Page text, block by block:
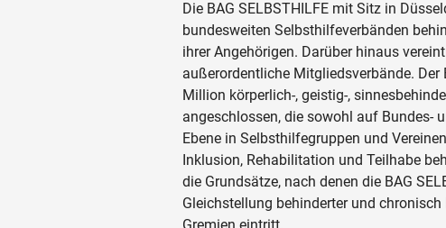
Die BAG SELBSTHILFE mit Sitz in
bundesweiten Selbsthilfeverbänden
ihrer Angehörigen. Darüber hinaus
außerordentliche Mitgliedsverbände. Der
Million körperlich-, geistig-,
angeschlossen, die sowohl auf Bundes-
Ebene in Selbsthilfegruppen und
Inklusion, Rehabilitation und Teilhabe
die Grundsätze, nach denen die BAG
Gleichstellung behinderter und